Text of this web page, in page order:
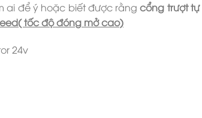
ai để ý hoặc biết được rằngcổng trượt
tốc độ đóng mở cao)